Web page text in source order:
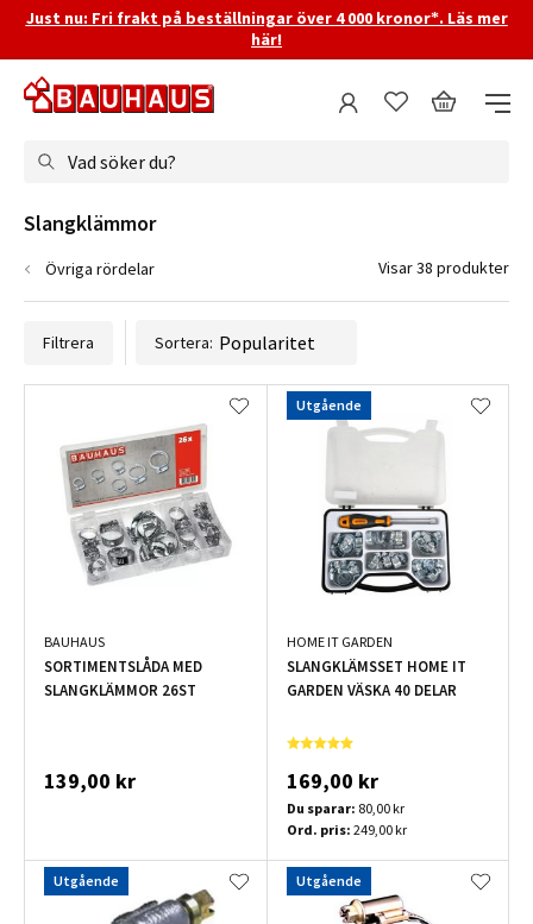
Just nu: Fri frakt på beställningar över 4 000 kronor*. Läs mer
här!
Vad söker du?
Filtrera Sortera:
BAUHAUS
SORTIMENTSLÅDA MED
SLANGKLÄMMOR 26ST
139,00 kr
Utgående
HOME IT GARDEN
SLANGKLÄMSSET HOME IT
GARDEN VÄSKA 40 DELAR
169,00 kr
Du sparar: 80,00 kr
Ord. pris: 249,00 kr
Utgående Utgående
Slangklämmor
Övriga rördelar Visar 38 produkter